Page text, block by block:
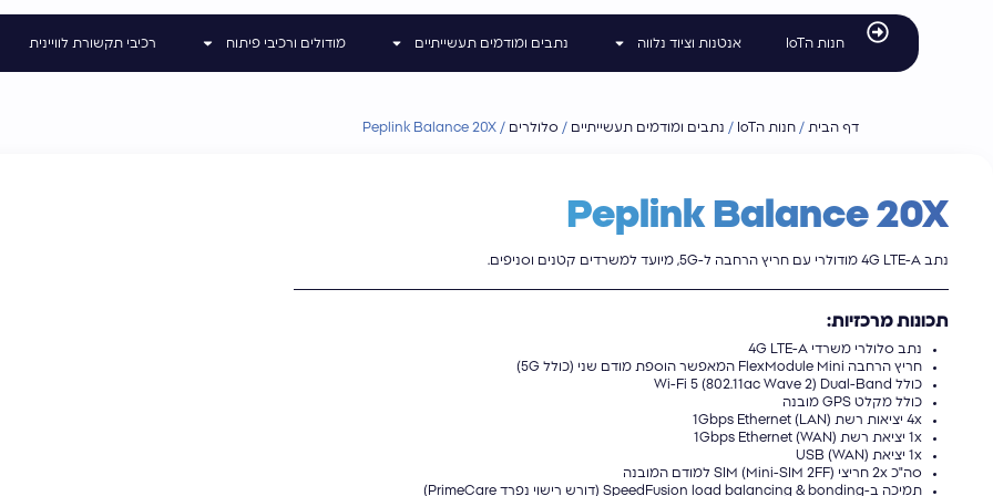
חנות הIoT אנטנות וציוד נלווה נתבים ומודמים תעשייתיים מודולים ורכיבי פיתוח רכיבי תקשורת לוויינית
דף הבית / חנות הIoT / נתבים ומודמים תעשייתיים / סלולרים /
Peplink Balance 20X
Peplink Balance 20X
נתב 4G LTE-A מודולרי עם חריץ הרחבה ל-5G, מיועד למשרדים קטנים וסניפים.
תכונות מרכזיות:
נתב סלולרי משרדי 4G LTE-A
חריץ הרחבה FlexModule Mini המאפשר הוספת מודם שני (כולל 5G)
כולל Wi-Fi 5 (802.11ac Wave 2) Dual-Band
כולל מקלט GPS מובנה
4x יציאות רשת 1Gbps Ethernet (LAN)
1x יציאת רשת 1Gbps Ethernet (WAN)
1x יציאת USB (WAN)
סה"כ 2x חריצי SIM (Mini-SIM 2FF) למודם המובנה
תמיכה ב-SpeedFusion load balancing & bonding (דורש רישוי נפרד PrimeCare)